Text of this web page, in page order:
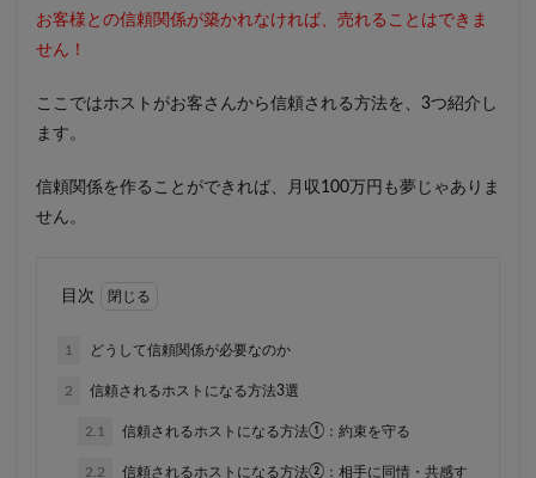
お客様との信頼関係が築かれなければ、売れることはできま
せん！
ここではホストがお客さんから信頼される方法を、3つ紹介し
ます。
信頼関係を作ることができれば、月収100万円も夢じゃありま
せん。
目次
1 どうして信頼関係が必要なのか
2 信頼されるホストになる方法3選
2.1 信頼されるホストになる方法①：約束を守る
2.2
信頼されるホストになる方法②：相手に同情・共感す